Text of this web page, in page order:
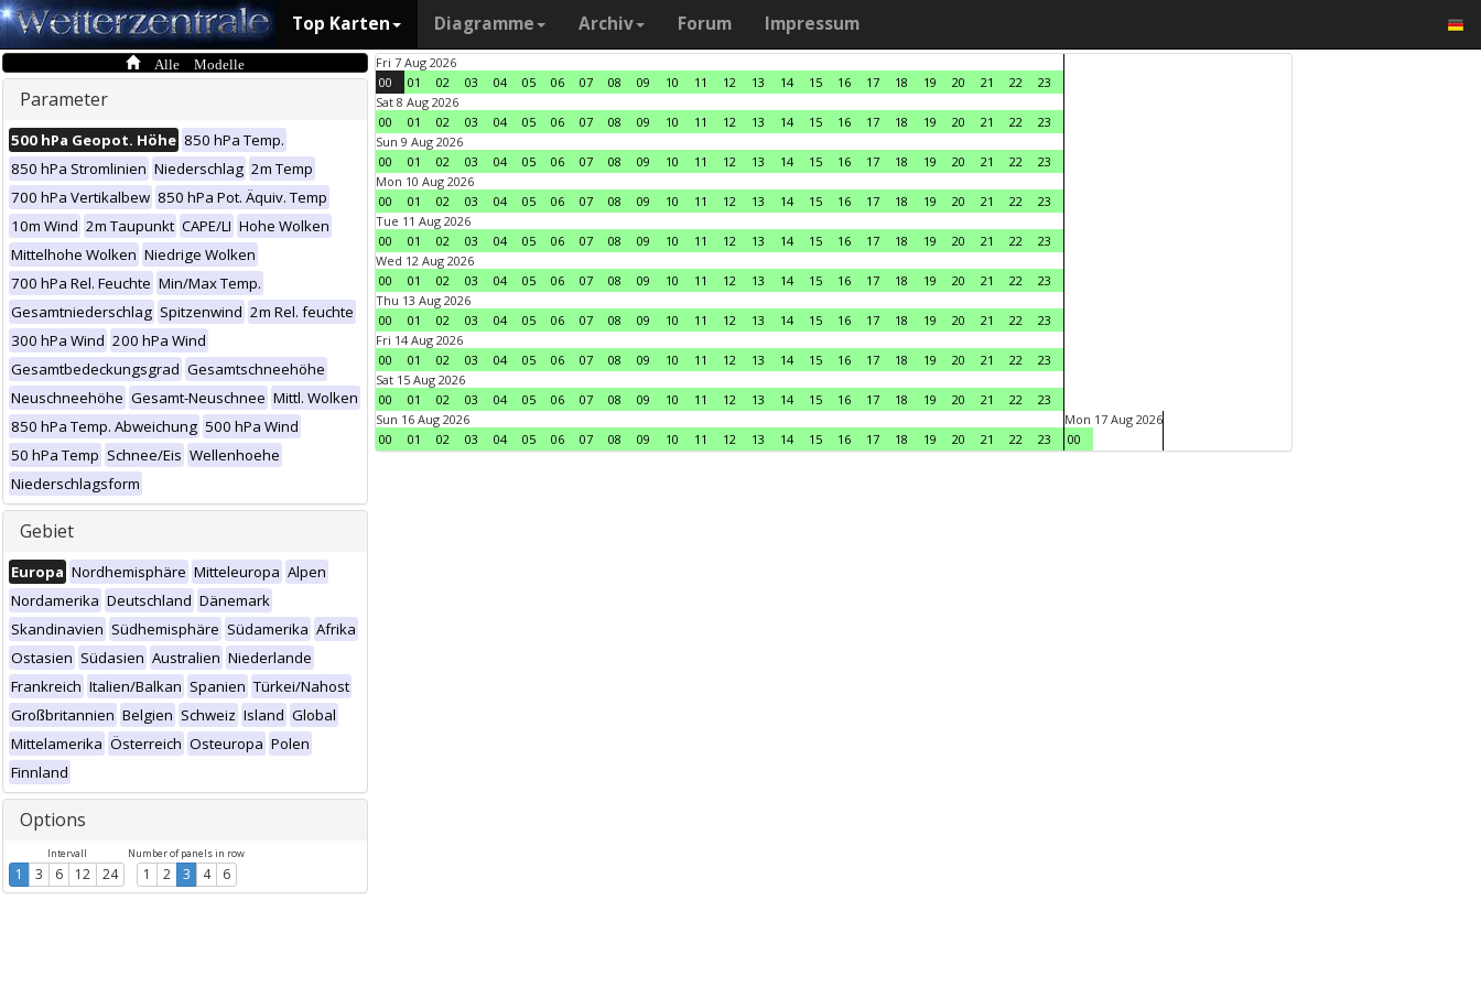
Top Karten Diagramme Archiv Forum Impressum
Alle Modelle
Parameter
500 hPa Geopot. Höhe 850 hPa Temp.
850 hPa Stromlinien Niederschlag 2m Temp
700 hPa Vertikalbew 850 hPa Pot. Äquiv. Temp
10m Wind 2m Taupunkt CAPE/LI Hohe Wolken
Mittelhohe Wolken Niedrige Wolken
700 hPa Rel. Feuchte Min/Max Temp.
Gesamtniederschlag Spitzenwind 2m Rel. feuchte
300 hPa Wind 200 hPa Wind
Gesamtbedeckungsgrad Gesamtschneehöhe
Neuschneehöhe Gesamt-Neuschnee Mittl. Wolken
850 hPa Temp. Abweichung 500 hPa Wind
50 hPa Temp Schnee/Eis Wellenhoehe
Niederschlagsform
Gebiet
Europa Nordhemisphäre Mitteleuropa Alpen
Nordamerika Deutschland Dänemark
Skandinavien Südhemisphäre Südamerika Afrika
Ostasien Südasien Australien Niederlande
Frankreich Italien/Balkan Spanien Türkei/Nahost
Großbritannien Belgien Schweiz Island Global
Mittelamerika Österreich Osteuropa Polen
Finnland
Options
Intervall
1 3 6 12 24
Number of panels in row
1 2 3 4 6
Fri 7 Aug 2026
00
01 02 03 04 05 06 07 08 09 10 11 12 13 14 15 16 17 18 19 20 21 22
23
Sat 8 Aug 2026
00
01 02 03 04 05 06 07 08 09 10 11 12 13 14 15 16 17 18 19 20 21 22
23
Sun 9 Aug 2026
00
01 02 03 04 05 06 07 08 09 10 11 12 13 14 15 16 17 18 19 20 21 22
23
Mon 10 Aug 2026
00
01 02 03 04 05 06 07 08 09 10 11 12 13 14 15 16 17 18 19 20 21 22
23
Tue 11 Aug 2026
00
01 02 03 04 05 06 07 08 09 10 11 12 13 14 15 16 17 18 19 20 21 22
23
Wed 12 Aug 2026
00
01 02 03 04 05 06 07 08 09 10 11 12 13 14 15 16 17 18 19 20 21 22
23
Thu 13 Aug 2026
00
01 02 03 04 05 06 07 08 09 10 11 12 13 14 15 16 17 18 19 20 21 22
23
Fri 14 Aug 2026
00
01 02 03 04 05 06 07 08 09 10 11 12 13 14 15 16 17 18 19 20 21 22
23
Sat 15 Aug 2026
00
01 02 03 04 05 06 07 08 09 10 11 12 13 14 15 16 17 18 19 20 21 22
23
Sun 16 Aug 2026
00
01 02 03 04 05 06 07 08 09 10 11 12 13 14 15 16 17 18 19 20 21 22 23
Mon 17 Aug 2026
00